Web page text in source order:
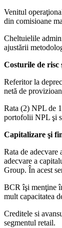
Venitul
din comisioane
Cheltuielile
ajustării
Costurile de risc
Referitor la
netă de
Rata (2) NPL de
portofolii NPL şi
Capitalizare şi
Rata de
adecvare a
Group. În acest
BCR îşi menţine
mult capacitatea
Creditele si
segmentul retail.